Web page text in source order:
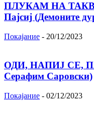
ПЛУКАМ НА
Пајсиј (Демоните
Покајание - 20/12/2023
ОДИ, НАПИЈ СЕ,
Серафим Саровски)
Покајание - 02/12/2023